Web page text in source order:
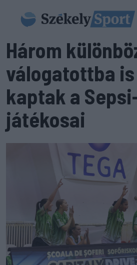
Három
válogatottba
kaptak a
játékosai